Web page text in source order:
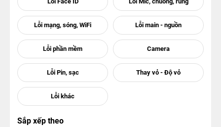
Sắp xếp theo